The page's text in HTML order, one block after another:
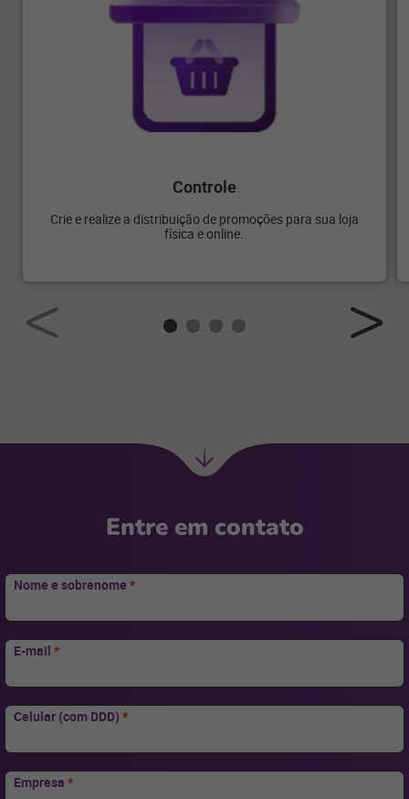
Controle
Crie e realize a distribuição de promoções para sua loja
física e online.
Ir
Entre em contato
Nome e sobrenome *
E-mail *
Celular (com DDD) *
Empresa *